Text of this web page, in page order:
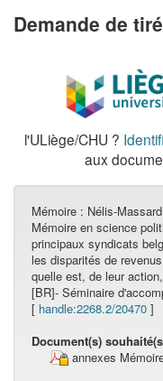
Demande de
l'ULiège/CHU ?
aux
Mémoire : Nélis-
Mémoire en science
principaux syndicats
les disparités de
quelle est, de leur
[BR]- Séminaire
[ handle:2268.2/20470 ]
Document(s)
annexes